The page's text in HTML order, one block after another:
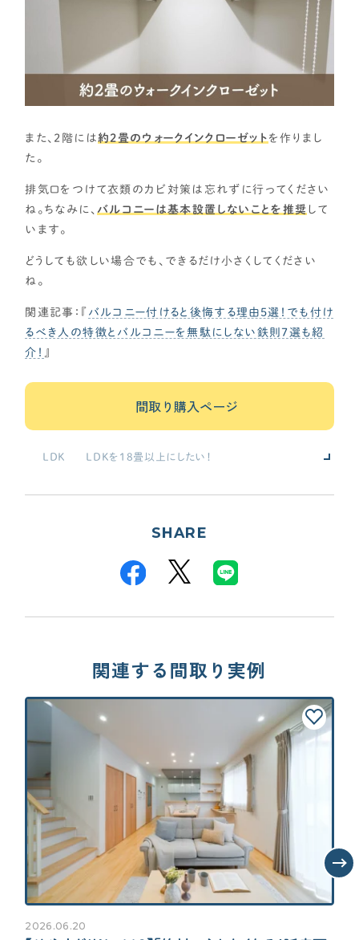
また、2階には約2畳のウォークインクローゼット を作りまし
た。
排気口をつけて衣類のカビ対策は忘れずに行ってください
ね。ちなみに、 バルコニーは基本設置しないことを推奨 して
います。
どうしても欲しい場合でも、できるだけ小さくしてください
ね。
関連記事：『 バルコニー付けると後悔する理由5選！でも付け
るべき人の特徴とバルコニーを無駄にしない鉄則7選も紹
介！ 』
間取り購入ページ
LDK
LDKを18畳以上にしたい！
勾配天井や吹き抜けを希望！
和室・書斎・趣味
敷き布団2枚サイズのミニ和室！
ランドリールーム兼用の脱衣室（3畳以上目安）が欲しい
キッチンと洗面を隣接させたい！
収納をかなり充実させたい！
靴を脱いだ状態で靴を取りたい！
玄関近くに洗面を配置したい！
主寝室・子供部屋は最低限サイズ
駐車場を2台以上確保したい！
庭が欲しい
SHARE
関連する間取り実例
2026.06.20